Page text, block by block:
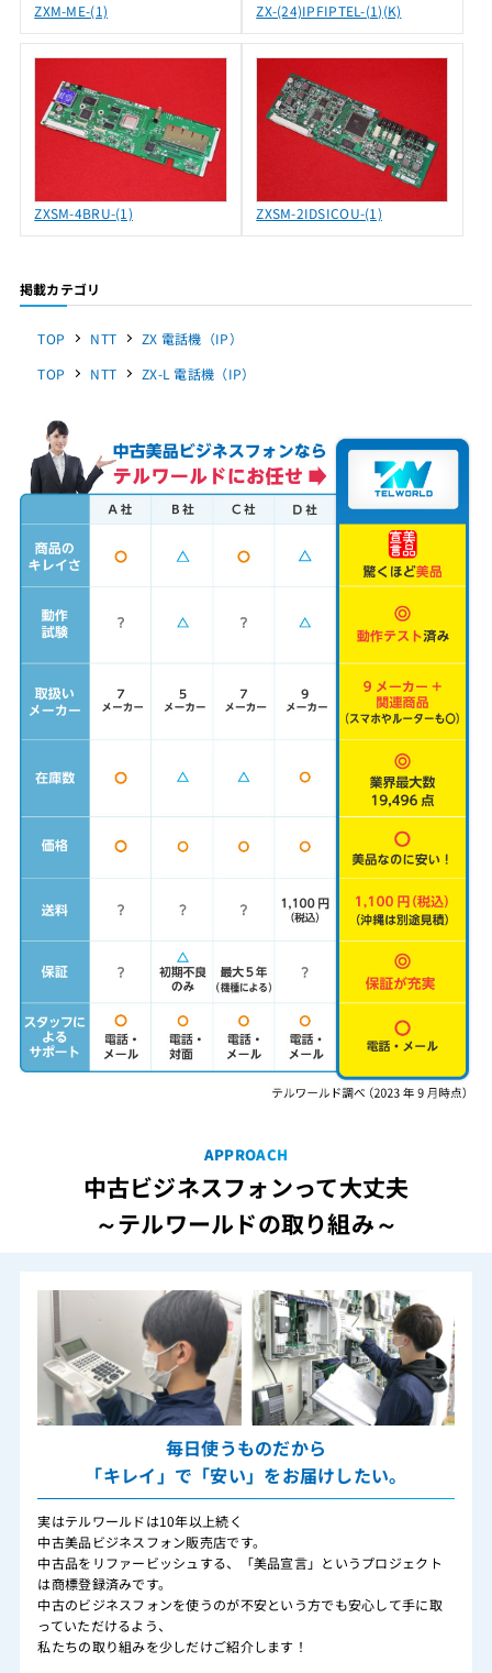
ZXM-ME-(1) ZX-(24)IPFIPTEL-(1)(K)
ZXSM-4BRU-(1) ZXSM-2IDSICOU-(1)
掲載カテゴリ
TOP NTT
ZX 電話機（IP）
TOP
NTT ZX-L 電話機（IP）
APPROACH
中古ビジネスフォンって大丈夫
～テルワールドの取り組み～
毎日使うものだから
「キレイ」で「安い」をお届けしたい。
実はテルワールドは10年以上続く
中古美品ビジネスフォン販売店です。
中古品をリファービッシュする、「美品宣言」というプロジェクト
は商標登録済みです。
中古のビジネスフォンを使うのが不安という方でも安心して手に取
っていただけるよう、
私たちの取り組みを少しだけご紹介します！